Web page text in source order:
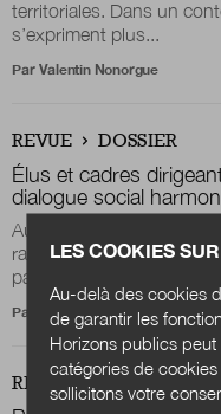
territoriales. Dans un
s’expriment plus...
Par Valentin Nonorgue
REVUE DOSSIER
Élus et cadres
dialogue social
Au sein des collectivités
rarement une mécanique
parfois et se réinvente...
Par Déborah Dumoulin-Lacoye
REVUE DOSSIER
LES COOKIES
Au-delà des cookies
de garantir les
Horizons publics
catégories de
sollicitons votre